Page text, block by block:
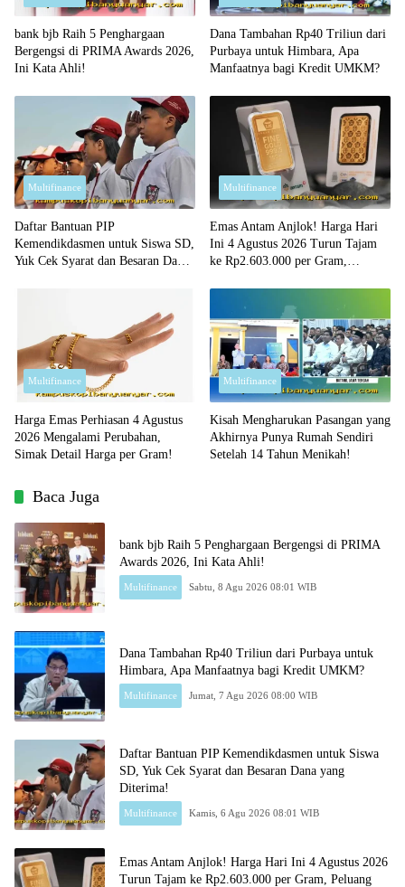
bank bjb Raih 5 Penghargaan
Bergengsi di PRIMA Awards 2026,
Ini Kata Ahli!
Dana Tambahan Rp40 Triliun dari
Purbaya untuk Himbara, Apa
Manfaatnya bagi Kredit UMKM?
Multifinance
Daftar Bantuan PIP
Kemendikdasmen untuk Siswa SD,
Yuk Cek Syarat dan Besaran Dana
Multifinance
Emas Antam Anjlok! Harga Hari
Ini 4 Agustus 2026 Turun Tajam
ke Rp2.603.000 per Gram,
Multifinance
Harga Emas Perhiasan 4 Agustus
2026 Mengalami Perubahan,
Simak Detail Harga per Gram!
Multifinance
Kisah Mengharukan Pasangan yang
Akhirnya Punya Rumah Sendiri
Setelah 14 Tahun Menikah!
Baca Juga
bank bjb Raih 5 Penghargaan Bergengsi di PRIMA
Awards 2026, Ini Kata Ahli!
Multifinance Sabtu, 8 Agu 2026 08:01 WIB
Dana Tambahan Rp40 Triliun dari Purbaya untuk
Himbara, Apa Manfaatnya bagi Kredit UMKM?
Multifinance Jumat, 7 Agu 2026 08:00 WIB
Daftar Bantuan PIP Kemendikdasmen untuk Siswa
SD, Yuk Cek Syarat dan Besaran Dana yang
Diterima!
Multifinance Kamis, 6 Agu 2026 08:01 WIB
Emas Antam Anjlok! Harga Hari Ini 4 Agustus 2026
Turun Tajam ke Rp2.603.000 per Gram, Peluang